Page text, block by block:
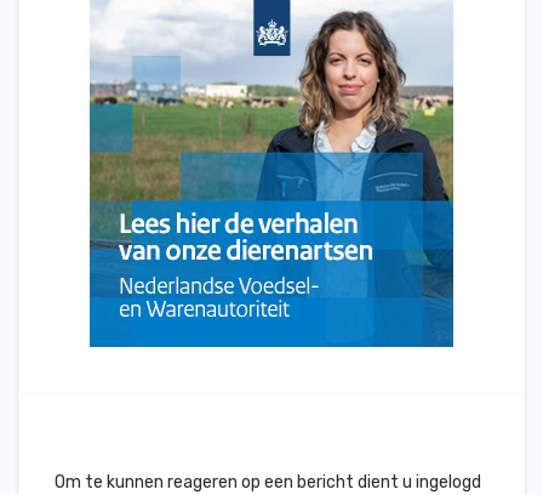
Om te kunnen reageren op een bericht dient u ingelogd